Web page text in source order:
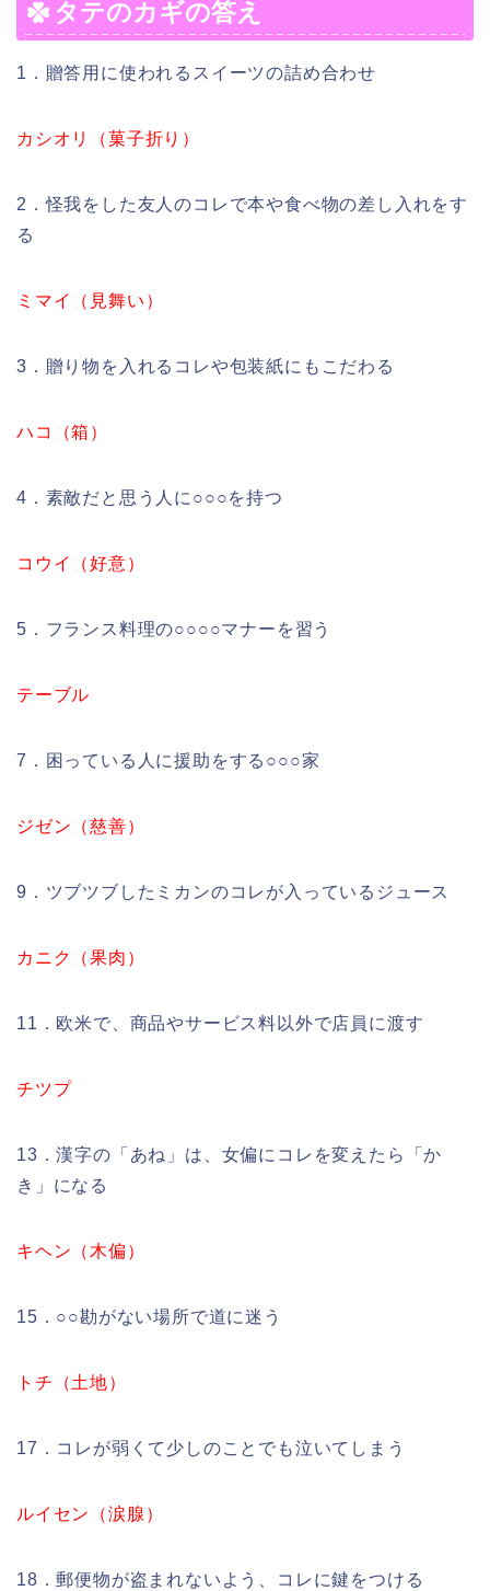
タテのカギの答え
1．贈答用に使われるスイーツの詰め合わせ
カシオリ（菓子折り）
2．怪我をした友人のコレで本や食べ物の差し入れをす
る
ミマイ（見舞い）
3．贈り物を入れるコレや包装紙にもこだわる
ハコ（箱）
4．素敵だと思う人に○○○を持つ
コウイ（好意）
5．フランス料理の○○○○マナーを習う
テーブル
7．困っている人に援助をする○○○家
ジゼン（慈善）
9．ツブツブしたミカンのコレが入っているジュース
カニク（果肉）
11．欧米で、商品やサービス料以外で店員に渡す
チツプ
13．漢字の「あね」は、女偏にコレを変えたら「か
き」になる
キヘン（木偏）
15．○○勘がない場所で道に迷う
トチ（土地）
17．コレが弱くて少しのことでも泣いてしまう
ルイセン（涙腺）
18．郵便物が盗まれないよう、コレに鍵をつける